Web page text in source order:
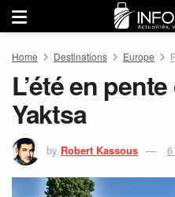
Home Destinations Europe
L’été en
Yaktsa
by Robert Kassous